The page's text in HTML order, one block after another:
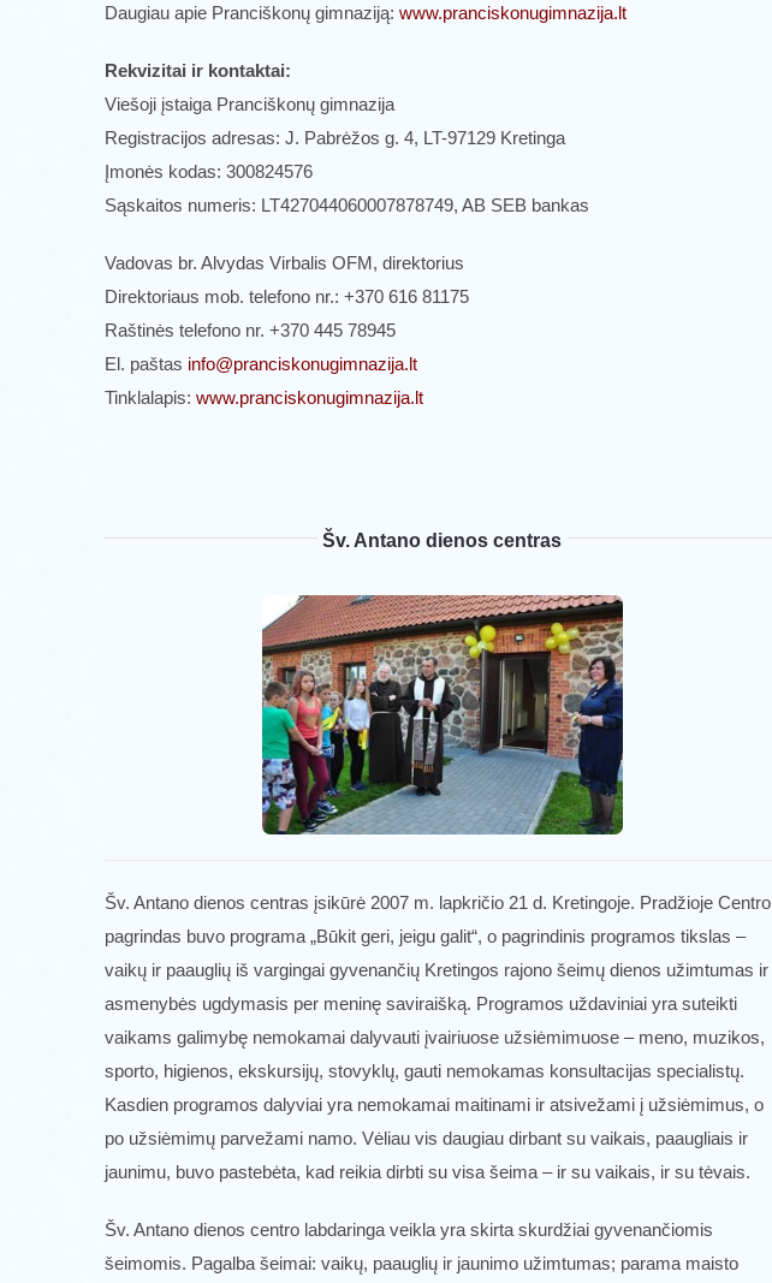
Daugiau apie Pranciškonų gimnaziją: www.pranciskonugimnazija.lt
Rekvizitai ir kontaktai:
Viešoji įstaiga Pranciškonų gimnazija
Registracijos adresas: J. Pabrėžos g. 4, LT-97129 Kretinga
Įmonės kodas: 300824576
Sąskaitos numeris: LT427044060007878749, AB SEB bankas
Vadovas br. Alvydas Virbalis OFM, direktorius
Direktoriaus mob. telefono nr.: +370 616 81175
Raštinės telefono nr. +370 445 78945
El. paštas info@pranciskonugimnazija.lt
Tinklalapis: www.pranciskonugimnazija.lt
Šv. Antano dienos centras
Šv. Antano dienos centras įsikūrė 2007 m. lapkričio 21 d. Kretingoje. Pradžioje Centro
pagrindas buvo programa „Būkit geri, jeigu galit“, o pagrindinis programos tikslas –
vaikų ir paauglių iš vargingai gyvenančių Kretingos rajono šeimų dienos užimtumas ir
asmenybės ugdymasis per meninę saviraišką. Programos uždaviniai yra suteikti
vaikams galimybę nemokamai dalyvauti įvairiuose užsiėmimuose – meno, muzikos,
sporto, higienos, ekskursijų, stovyklų, gauti nemokamas konsultacijas specialistų.
Kasdien programos dalyviai yra nemokamai maitinami ir atsivežami į užsiėmimus, o
po užsiėmimų parvežami namo. Vėliau vis daugiau dirbant su vaikais, paaugliais ir
jaunimu, buvo pastebėta, kad reikia dirbti su visa šeima – ir su vaikais, ir su tėvais.
Šv. Antano dienos centro labdaringa veikla yra skirta skurdžiai gyvenančiomis
šeimomis. Pagalba šeimai: vaikų, paauglių ir jaunimo užimtumas; parama maisto